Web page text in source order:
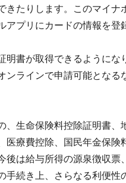
きたりします。このマイ
プリにカードの情報を登
書が取得できるように
ンラインで申請可能とな
生命保険料控除証明書
医療費控除、国民年金保
後は給与所得の源泉徴収
続き上、さらなる利便性